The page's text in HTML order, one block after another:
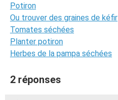
Potiron
Ou trouver des graines de kéfir
Tomates séchées
Planter potiron
Herbes de la pampa séchées
2 réponses